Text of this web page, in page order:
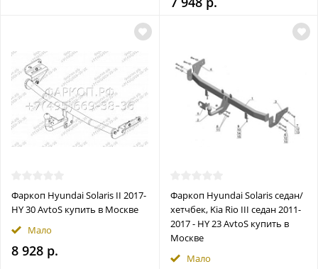
Фаркоп Hyundai Solaris II 2017-
HY 30 AvtoS купить в Москве
Мало
8 928 р.
Фаркоп Hyundai Solaris седан/
хетчбек, Kia Rio III седан 2011-
2017 - HY 23 AvtoS купить в
Москве
Мало